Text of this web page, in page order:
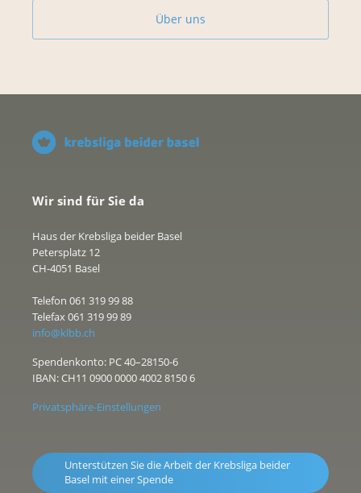
Über uns
Wir sind für Sie da
Haus der Krebsliga beider Basel
Petersplatz 12
CH-4051 Basel
Telefon 061 319 99 88
Telefax 061 319 99 89
info@klbb.ch
Spendenkonto: PC 40–28150-6
IBAN: CH11 0900 0000 4002 8150 6
Privatsphäre-Einstellungen
Unterstützen Sie die Arbeit der Krebsliga beider
Basel mit einer Spende